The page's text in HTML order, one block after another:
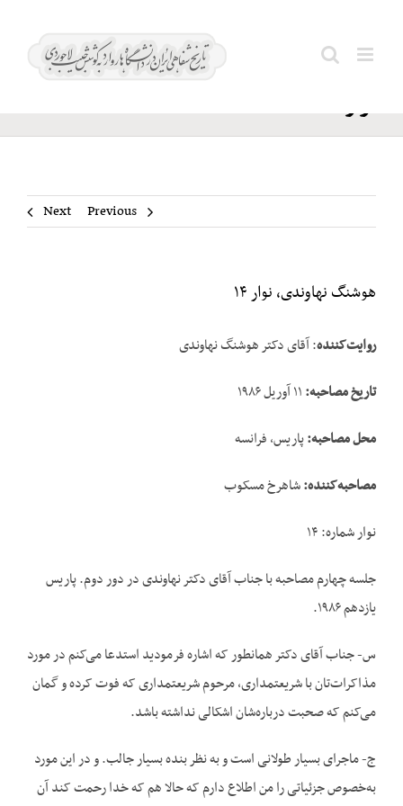
نهاوندی،
نوار ۱۴
Previous
Next
هوشنگ نهاوندی، نوار ۱۴
روایت‌کننده: آقای دکتر هوشنگ نهاوندی
تاریخ مصاحبه:
محل مصاحبه:پاریس، فرانسه
مصاحبه‌کننده:شاهرخ مسکوب
نوار شماره: ۱۴
جلسه چهارم مصاحبه با جناب آقای دکتر نهاوندی در دور دوم. پاریس
یازدهم ۱۹۸۶.
س- جناب آقای دکتر همانطور که اشاره فرمودید استدعا می‌کنم در مورد
مذاکرات‌تان با شریعتمداری، مرحوم شریعتمداری که فوت کرده و گمان
می‌کنم که صحبت‌ درباره‌شان اشکالی نداشته باشد.
ج- ماجرای بسیار طولانی است و به نظر بنده بسیار جالب. و در این مورد
به‌خصوص جزئیاتی را من اطلاع دارم که حالا هم که خدا رحمت کند آن